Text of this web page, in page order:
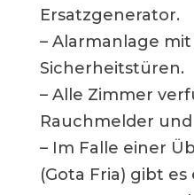
Ersatzgenerator.
– Alarmanlage
Sicherheitstüren.
– Alle Zimmer
Rauchmelder
– Im Falle einer
(Gota Fria) gibt es